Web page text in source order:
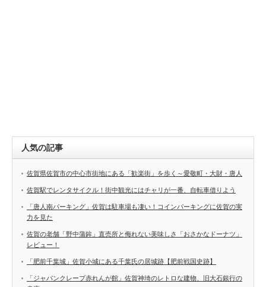
人気の記事
佐賀県佐賀市の中心市街地にある「歓楽街」を歩く～愛敬町・大財・唐人
佐賀駅でレンタサイクル！街中観光にはチャリが一番、自転車借りよう
「唐人南パーキング」佐賀は駐車場も凄い！コインパーキングに佐賀の実
力を見た
佐賀の老舗「野中蒲鉾」直売所と侮れない美味しさ「おさかなドーナツ」
レビュー！
「肥前千葉城」佐賀小城にある千葉氏の居城跡【肥前戦国史跡】
「ジャパンクレープ赤れんが館」佐賀神埼のレトロな建物、旧大石銀行の